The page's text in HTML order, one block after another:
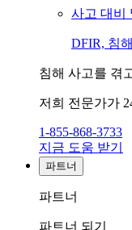
사고 대비
DFIR, 침
침해 사고를 겪
저희 전문가가
1-855-868-3733
지금 도움 받기
파트너
파트너
파트너 되기